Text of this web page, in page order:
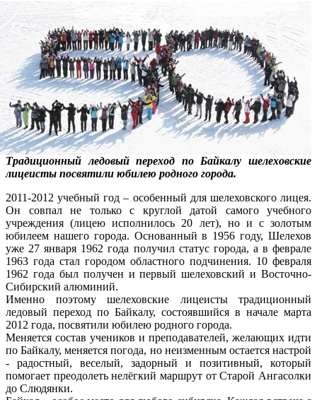
Традиционный ледовый переход по Байкалу шелеховские
лицеисты посвятили юбилею родного города.
2011-2012 учебный год – особенный для шелеховского лицея.
Он совпал не только с круглой датой самого учебного
учреждения (лицею исполнилось 20 лет), но и с золотым
юбилеем нашего города. Основанный в 1956 году, Шелехов
уже 27 января 1962 года получил статус города, а в феврале
1963 года стал городом областного подчинения. 10 февраля
1962 года был получен и первый шелеховский и Восточно-
Сибирский алюминий.
Именно поэтому шелеховские лицеисты традиционный
ледовый переход по Байкалу, состоявшийся в начале марта
2012 года, посвятили юбилею родного города.
Меняется состав учеников и преподавателей, желающих идти
по Байкалу, меняется погода, но неизменным остается настрой
- радостный, веселый, задорный и позитивный, который
помогает преодолеть нелёгкий маршрут от Старой Ангасолки
до Слюдянки.